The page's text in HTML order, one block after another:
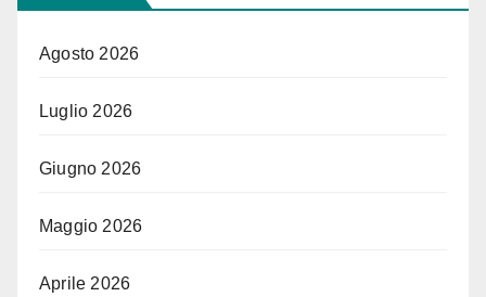
Agosto 2026
Luglio 2026
Giugno 2026
Maggio 2026
Aprile 2026